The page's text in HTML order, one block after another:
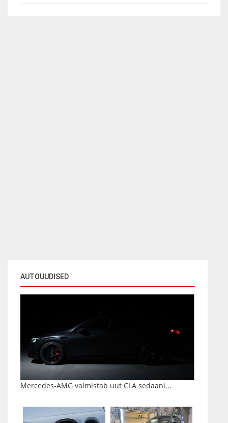
AUTOUUDISED
Mercedes-AMG valmistab uut CLA sedaani...